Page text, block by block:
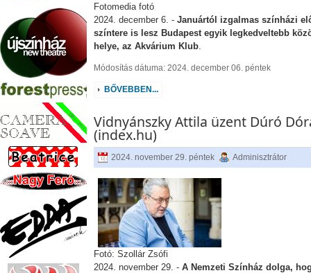
Fotomedia fotó
2024. december 6. - Januártól izgalmas színházi
színtere is lesz Budapest egyik legkedveltebb
helye, az Akvárium Klub.
Módosítás dátuma: 2024. december 06. péntek
BŐVEBBEN...
Vidnyánszky Attila üzent Dúró
(index.hu)
2024. november 29. péntek Adminisztrátor
Fotó: Szollár Zsófi
2024. november 29. - A Nemzeti Színház dolga,